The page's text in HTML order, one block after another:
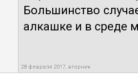
Большинство
алкашке и в среде
28 февраля 2017, вторник